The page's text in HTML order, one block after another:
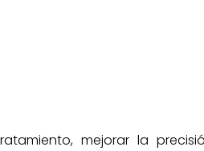
mejorar la